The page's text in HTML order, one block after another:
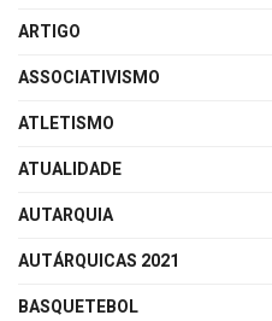
ARTIGO
ASSOCIATIVISMO
ATLETISMO
ATUALIDADE
AUTARQUIA
AUTÁRQUICAS 2021
BASQUETEBOL